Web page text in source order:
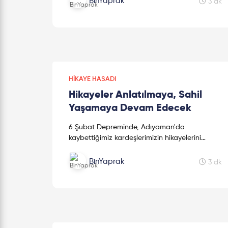
HIKAYE HASADI
Hikayeler Anlatılmaya, Sahil
Yaşamaya Devam Edecek
6 Şubat Depreminde, Adıyaman'da
kaybettiğimiz kardeşlerimizin hikayelerini
Kavasoğulları'na teşekkür ederiz.
BinYaprak 3 dk